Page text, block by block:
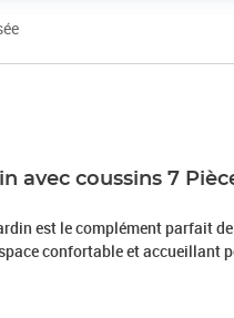
avec coussins 7
est le complément parfait
confortable et accueillant
se détendre et profiter de